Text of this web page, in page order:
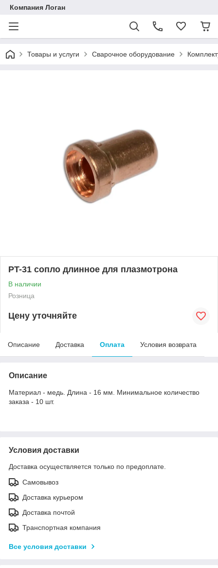
Компания Логан
Товары и услуги Сварочное оборудование
PT-31 сопло длинное для плазмотрона
В наличии
Розница
Цену уточняйте
Описание Доставка Оплата Условия возврата
Описание
Материал - медь. Длина - 16 мм. Минимальное количество
заказа - 10 шт.
Условия доставки
Доставка осуществляется только по предоплате.
Самовывоз
Доставка курьером
Доставка почтой
Транспортная компания
Все условия доставки